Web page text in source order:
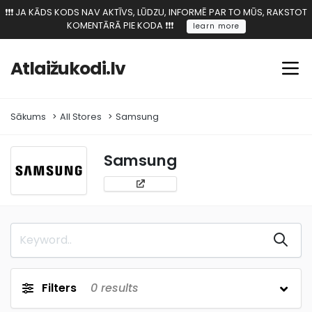
❗️❗️❗️ JA KĀDS KODS NAV AKTĪVS, LŪDZU, INFORMĒ PAR TO MŪS, RAKSTOT
KOMENTĀRĀ PIE KODA ❗️❗️❗️
learn more
Atlaižukodi.lv
Sākums All Stores Samsung
Samsung
Filters 0 results